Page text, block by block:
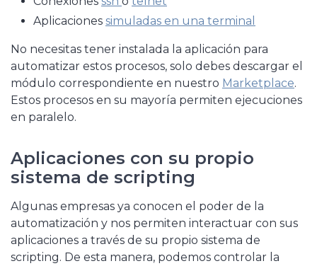
Aplicaciones simuladas en una terminal
No necesitas tener instalada la aplicación para
automatizar estos procesos, solo debes descargar el
módulo correspondiente en nuestro Marketplace.
Estos procesos en su mayoría permiten ejecuciones
en paralelo.
Aplicaciones con su propio
sistema de scripting
Algunas empresas ya conocen el poder de la
automatización y nos permiten interactuar con sus
aplicaciones a través de su propio sistema de
scripting. De esta manera, podemos controlar la